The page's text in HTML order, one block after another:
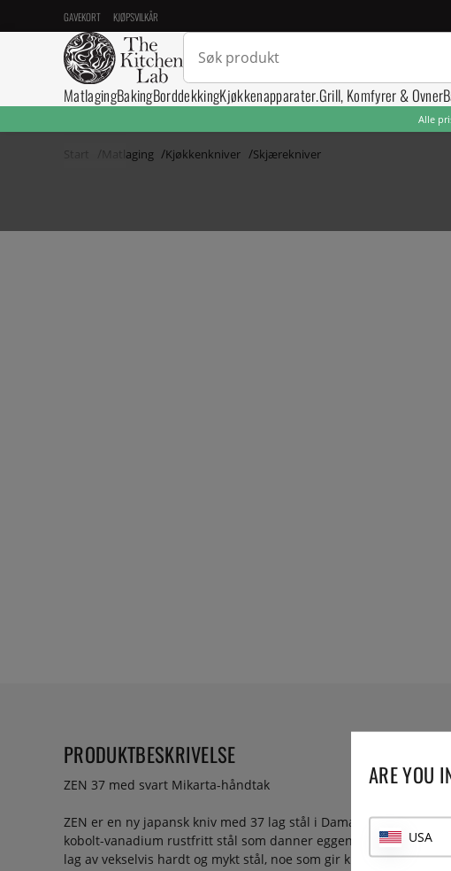
GAVEKORT KJØPSVILKÅR
MatlagingBakingBorddekkingKjøkkenapparater.Grill, Komfyrer & Ovner
Alle
Start Matlaging Kjøkkenkniver Skjærekniver
PRODUKTBESKRIVELSE
ZEN 37 med svart Mikarta-håndtak
ZEN er en ny japansk kniv med 37 lag stål i Damaskus-design.
kobolt-vanadium rustfritt stål som danner eggen. Bladet er
lag av vekselvis hardt og mykt stål, noe som gir kniven ekstrem
ARE YOU
USA